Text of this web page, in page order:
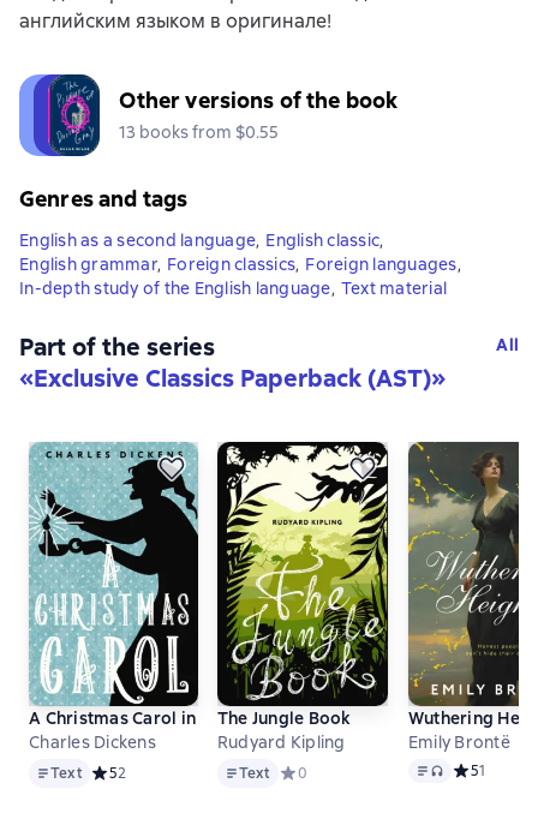
английским языком в оригинале!
Other versions of the book
13 books from $0.55
Genres and tags
English as a second language, English classic,
English grammar, Foreign classics, Foreign languages,
In-depth study of the English language, Text material
Part of the series
«Exclusive Classics Paperback (AST)»
All
A Christmas Carol in Prose. Being a Ghost Story of
Charles Dickens
TextText Средний рейтинг 5 на основе 2 оценок
52
The Jungle Book
Rudyard Kipling
TextText Средний рейтинг 0 на основе 0
0
Wuthering
Emily Brontë
Text, audio
Средний
51